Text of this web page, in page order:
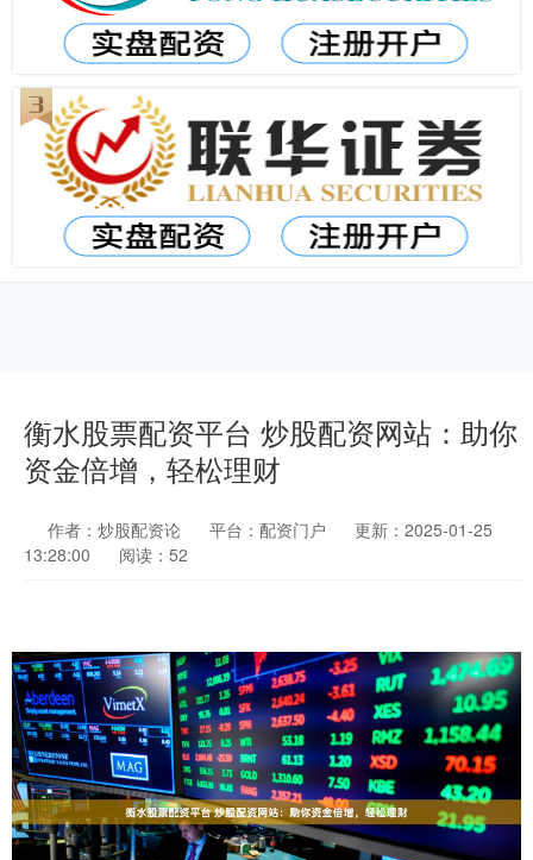
衡水股票配资平台 炒股配资网站：助你
资金倍增，轻松理财
作者：炒股配资论 平台：配资门户
更新：2025-01-25
13:28:00
阅读：52